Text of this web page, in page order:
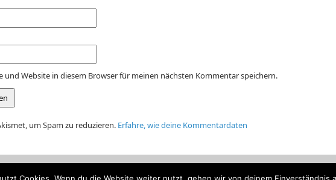
und Website in diesem Browser für meinen nächsten Kommentar speichern.
um Spam zu reduzieren. Erfahre, wie deine Kommentardaten